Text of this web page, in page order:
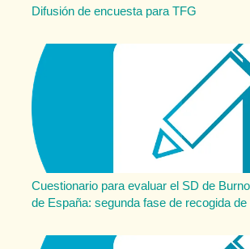
Difusión de encuesta para TFG
Cuestionario para evaluar el SD de
de España: segunda fase de recogida de